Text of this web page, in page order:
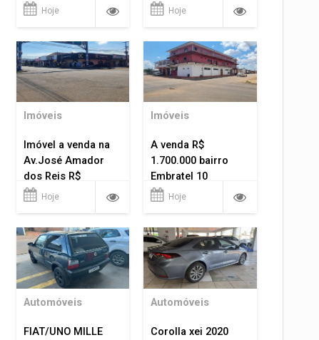
Hoje Hoje
Imóveis
Imóvel a venda na
Av.José Amador
dos Reis R$
1.400.000
Hoje
Imóveis
A venda R$
1.700.000 bairro
Embratel 10
apartamentos!
Hoje
Automóveis
FIAT/UNO MILLE
Automóveis
Corolla xei 2020